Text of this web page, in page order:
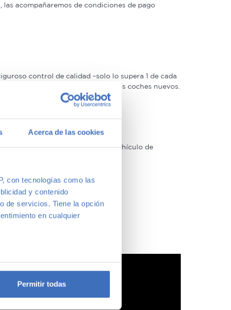
Acerca de las cookies
con tecnologías como las
y contenido
de servicios. Tiene la opción
en cualquier
de varios metros
preferencias en la
Permitir todas
acompañaremos de condiciones de pago
control de calidad –solo lo supera 1 de cada
5 Estrellas muy similar a la de los coches nuevos.
y modelos. Encuentra el vehículo de
vernos y te aconsejamos.